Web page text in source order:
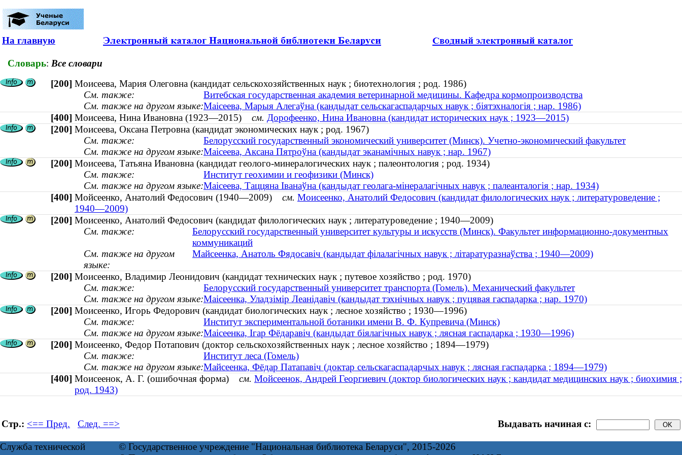
На главную
Словарь: Все словари
[200] Моисеева, Мария Олеговна (кандидат сельскохозяйственных наук ; биотехнология ; род. 1986)
См. также:
Витебская государственная академия ветеринарной медицины. Кафедра кормопроизводства
См. также на другом языке:Маісеева, Марыя Алегаўна (кандыдат сельскагаспадарчых навук ; біятэхналогія ; нар. 1986)
[400] Моисеева, Нина Ивановна (1923—2015) см. Дорофеенко, Нина Ивановна (кандидат исторических наук ; 1923—2015)
[200] Моисеева, Оксана Петровна (кандидат экономических наук ; род. 1967)
См. также:
Белорусский государственный экономический университет (Минск). Учетно-экономический факультет
См. также на другом языке:Маісеева, Аксана Пятроўна (кандыдат эканамічных навук ; нар. 1967)
[200] Моисеева, Татьяна Ивановна (кандидат геолого-минералогических наук ; палеонтология ; род. 1934)
См. также:
Институт геохимии и геофизики (Минск)
См. также на другом языке:Маісеева, Таццяна Іванаўна (кандыдат геолага-мінералагічных навук ; палеанталогія ; нар. 1934)
[400] Мойсеенко, Анатолий Федосович (1940—2009) см. Моисеенко, Анатолий Федосович (кандидат филологических наук ; литературоведение ;
1940—2009)
[200] Моисеенко, Анатолий Федосович (кандидат филологических наук ; литературоведение ; 1940—2009)
См. также:
Белорусский государственный университет культуры и искусств (Минск). Факультет информационно-документных
коммуникаций
См. также на другом
языке:
Майсеенка, Анатоль Фядосавіч (кандыдат філалагічных навук ; літаратуразнаўства ; 1940—2009)
[200] Моисеенко, Владимир Леонидович (кандидат технических наук ; путевое хозяйство ; род. 1970)
См. также:
Белорусский государственный университет транспорта (Гомель). Механический факультет
См. также на другом языке:Маісеенка, Уладзімір Леанідавіч (кандыдат тэхнічных навук ; пуцявая гаспадарка ; нар. 1970)
[200] Моисеенко, Игорь Федорович (кандидат биологических наук ; лесное хозяйство ; 1930—1996)
См. также:
Институт экспериментальной ботаники имени В. Ф. Купревича (Минск)
См. также на другом языке:Маісеенка, Ігар Фёдаравіч (кандыдат біялагічных навук ; лясная гаспадарка ; 1930—1996)
[200] Моисеенко, Федор Потапович (доктор сельскохозяйственных наук ; лесное хозяйство ; 1894—1979)
См. также:
Институт леса (Гомель)
См. также на другом языке:Майсеенка, Фёдар Патапавіч (доктар сельскагаспадарчых навук ; лясная гаспадарка ; 1894—1979)
[400] Моисеенок, А. Г. (ошибочная форма) см. Мойсеенок, Андрей Георгиевич (доктор биологических наук ; кандидат медицинских наук ; биохимия ;
род. 1943)
Стр.: <== Пред. След. ==> Выдавать начиная с:
Служба технической
© Государственное учреждение "Национальная библиотека Беларуси", 2015-2026